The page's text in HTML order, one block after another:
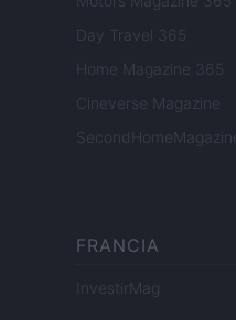
Day Travel 365
Home Magazine 365
Cineverse Magazine
SecondHomeMagazine
FRANCIA
InvestirMag